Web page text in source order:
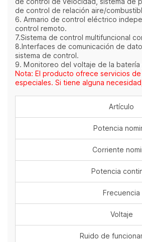
de control de relación aire/
6. Armario de control eléctrico
control remoto.
7.Sistema de control multifuncional
8.Interfaces de comunicación de
sistema de control.
9. Monitoreo del voltaje de la batería
Nota: El producto ofrece servicios
especiales. Si tiene alguna
Artículo
Potencia
Corriente
Potencia
Frecuencia
Voltaje
Ruido de